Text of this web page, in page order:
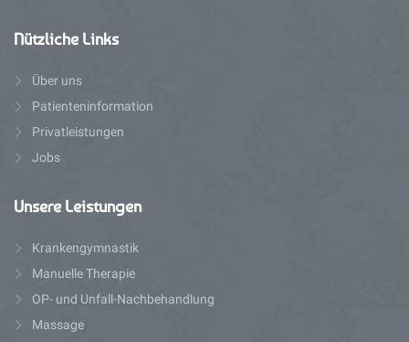
Nützliche Links
Über uns
Patienteninformation
Privatleistungen
Jobs
Unsere Leistungen
Krankengymnastik
Manuelle Therapie
OP- und Unfall-Nachbehandlung
Massage